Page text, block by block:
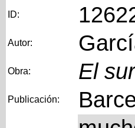
ID:
Autor:
Obra: El
Publicación: